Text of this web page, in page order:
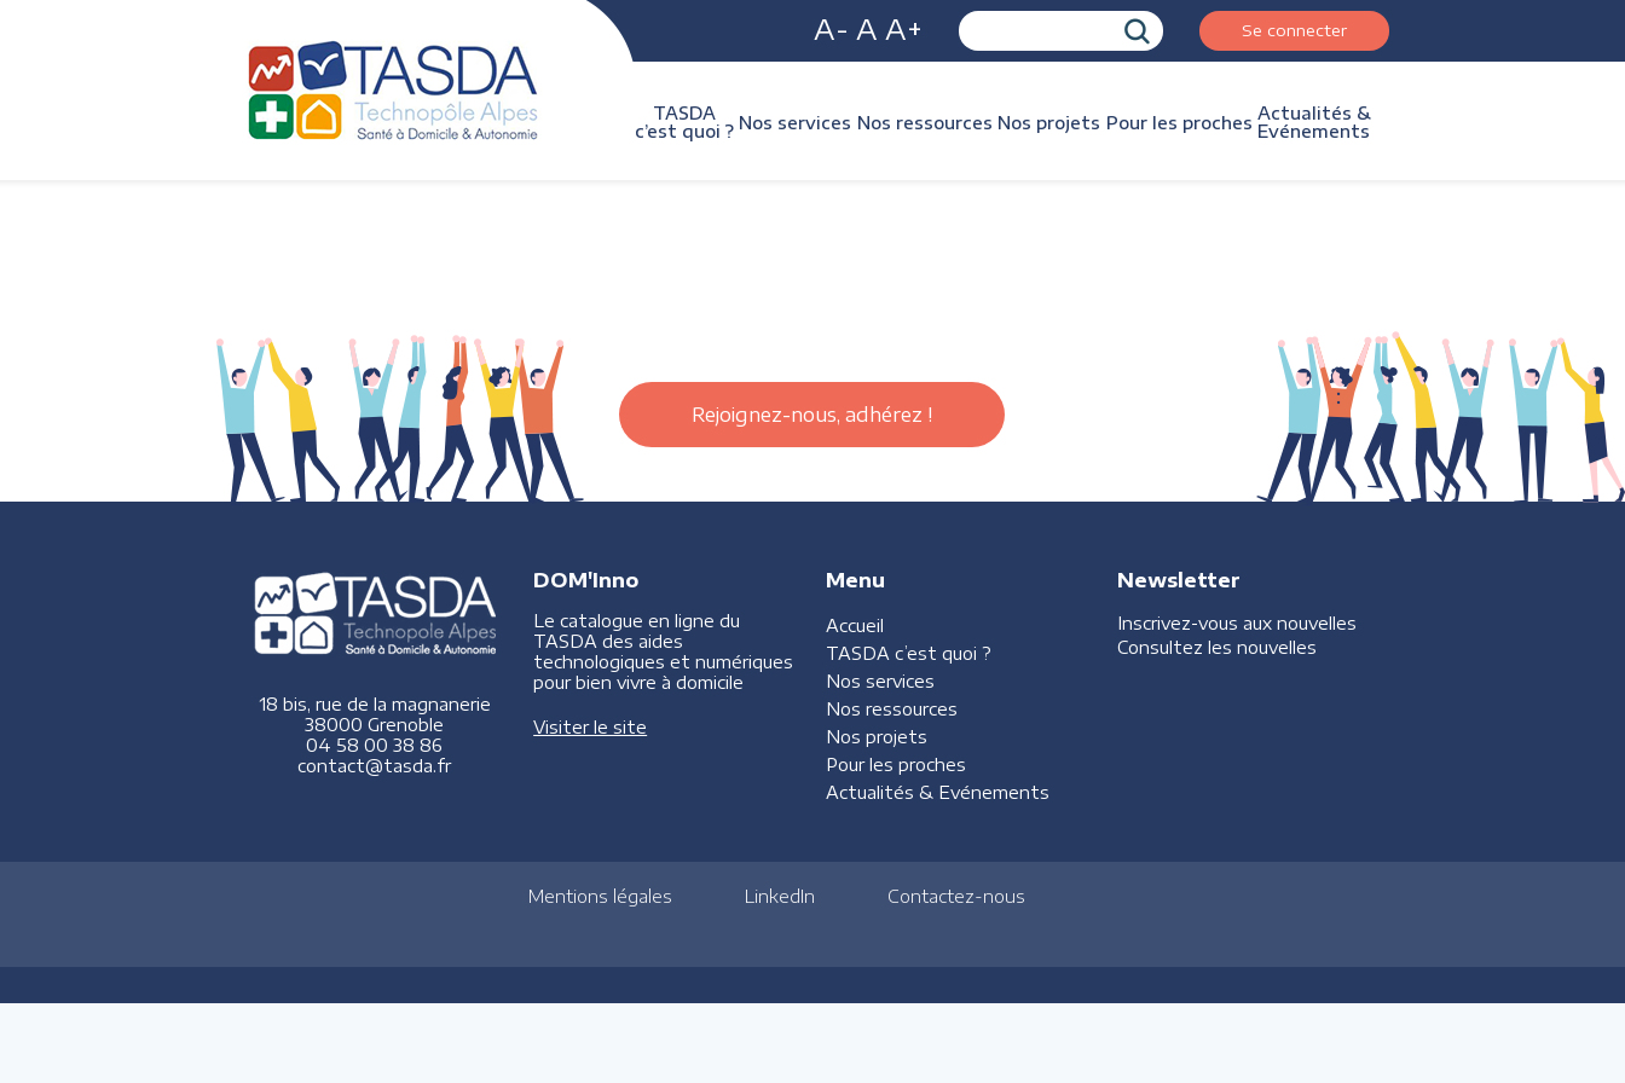
A- A A+ Se connecter
TASDA
c’est quoi ? Nos services Nos ressources Nos projets Pour les proches Actualités &
Evénements
Rejoignez-nous, adhérez !
18 bis, rue de la magnanerie
38000 Grenoble
04 58 00 38 86
contact@tasda.fr
DOM'Inno
Le catalogue en ligne du
TASDA des aides
technologiques et numériques
pour bien vivre à domicile
Visiter le site
Menu
Accueil
TASDA c’est quoi ?
Nos services
Nos ressources
Nos projets
Pour les proches
Actualités & Evénements
Newsletter
Inscrivez-vous aux nouvelles
Consultez les nouvelles
Mentions légales LinkedIn Contactez-nous